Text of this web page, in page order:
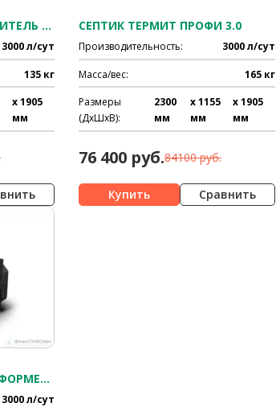
СЕПТИК ТЕРМИТ НАКОПИТЕЛЬ 3.0
3000 л/сут
135 кг
x 1905
мм
СЕПТИК ТЕРМИТ ПРОФИ 3.0
Производительность: 3000 л/сут
Масса/вес: 165 кг
Размеры
(ДхШхВ):
2300
мм
x 1155
мм
x 1905
мм
76 400 руб.84100 руб.
Сравнить
СЕПТИК ТЕРМИТ ТРАНСФОРМЕР 3.0 PR
3000 л/сут